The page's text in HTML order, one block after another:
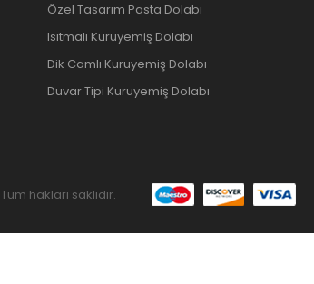
Özel Tasarım Pasta Dolabı
Isıtmalı Kuruyemiş Dolabı
Dik Camlı Kuruyemiş Dolabı
Duvar Tipi Kuruyemiş Dolabı
Tüm hakları saklıdır.